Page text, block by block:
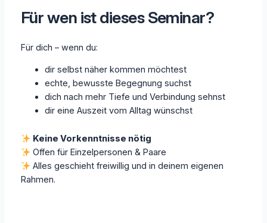
Für wen ist dieses Seminar?
Für dich – wenn du:
dir selbst näher kommen möchtest
echte, bewusste Begegnung suchst
dich nach mehr Tiefe und Verbindung sehnst
dir eine Auszeit vom Alltag wünschst
Keine Vorkenntnisse nötig
Offen für Einzelpersonen & Paare
Alles geschieht freiwillig und in deinem eigenen
Rahmen.